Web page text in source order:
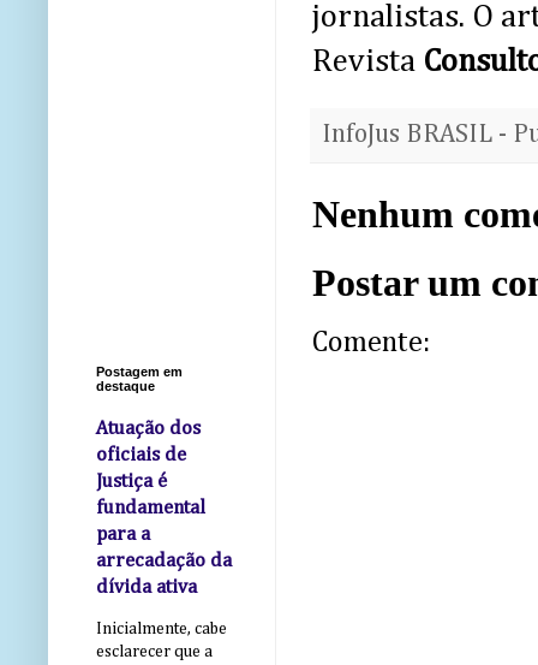
jornalistas. O
Revista
InfoJus BRASIL -
Nenhum
Postar um
Comente:
Postagem em
destaque
Atuação dos
oficiais de
Justiça é
fundamental
para a
arrecadação da
dívida ativa
Inicialmente, cabe
esclarecer que a